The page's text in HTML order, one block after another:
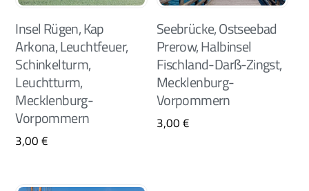
Insel Rügen, Kap
Arkona, Leuchtfeuer,
Schinkelturm,
Leuchtturm,
Mecklenburg-
Vorpommern
3,00€
Seebrücke, Ostseebad
Prerow, Halbinsel
Fischland-Darß-Zingst,
Mecklenburg-
Vorpommern
3,00€